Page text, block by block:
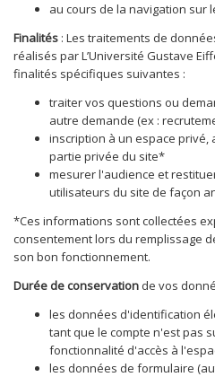
au cours de la navigation sur
Finalités : Les traitements de
réalisés par L’Université Gustave
finalités spécifiques suivantes :
traiter vos questions ou
autre demande (ex :
inscription à un espace privé,
partie privée du site*
mesurer l'audience et
utilisateurs du site de façon
*Ces informations sont collectées
consentement lors du remplissage
son bon fonctionnement.
Durée de conservation de vos
les données d'identification
tant que le compte n'est pas
fonctionnalité d'accès à
les données de formulaire